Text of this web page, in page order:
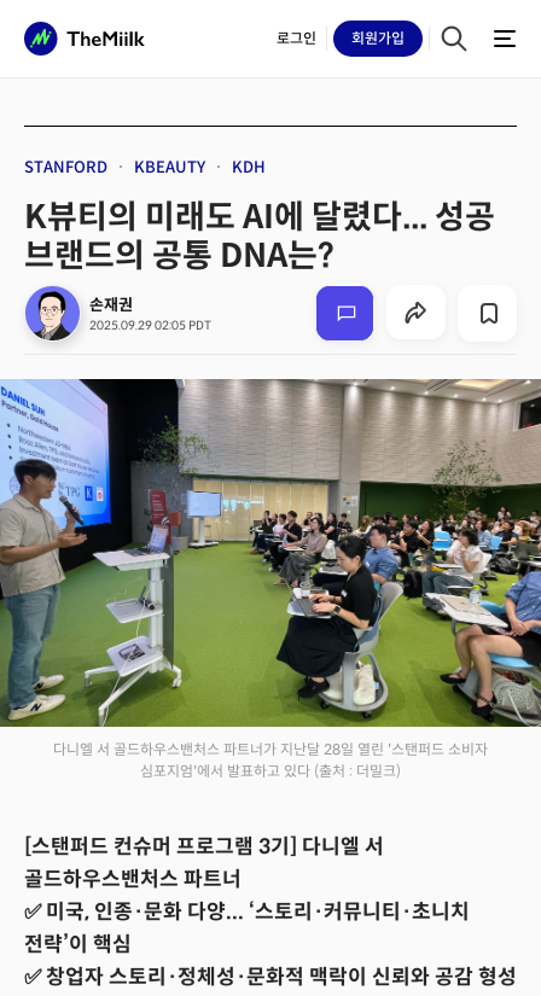
로그인 회원가입
STANFORD KBEAUTY KDH
K뷰티의 미래도 AI에 달렸다... 성공
브랜드의 공통 DNA는?
손재권
2025.09.29 02:05 PDT
다니엘 서 골드하우스밴처스 파트너가 지난달 28일 열린 '스탠퍼드 소비자
심포지엄'에서 발표하고 있다 (출처 : 더밀크)
[스탠퍼드 컨슈머 프로그램 3기] 다니엘 서
골드하우스밴처스 파트너
✅ 미국, 인종·문화 다양... ‘스토리·커뮤니티·초니치
전략’이 핵심
✅ 창업자 스토리·정체성·문화적 맥락이 신뢰와 공감 형성